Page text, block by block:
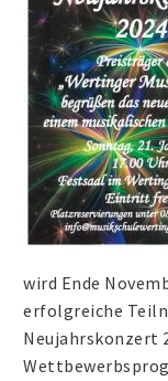
wird Ende
erfolgreiche
Neujahrskonzert